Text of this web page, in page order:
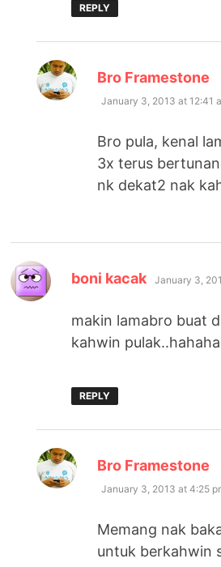
REPLY
Bro Framestone
January 3, 2013 at 12:41
Bro pula, kenal
3x terus
nk dekat2 nak
boni kacak says:
January 3,
makin lamabro buat
kahwin
REPLY
Bro Framestone
January 3, 2013 at 4:25
Memang nak
untuk berkahwin